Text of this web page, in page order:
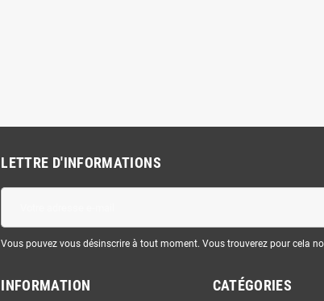
LETTRE D'INFORMATIONS
Vous pouvez vous désinscrire à tout moment. Vous trouverez pour cela
INFORMATION CATÉGORIES